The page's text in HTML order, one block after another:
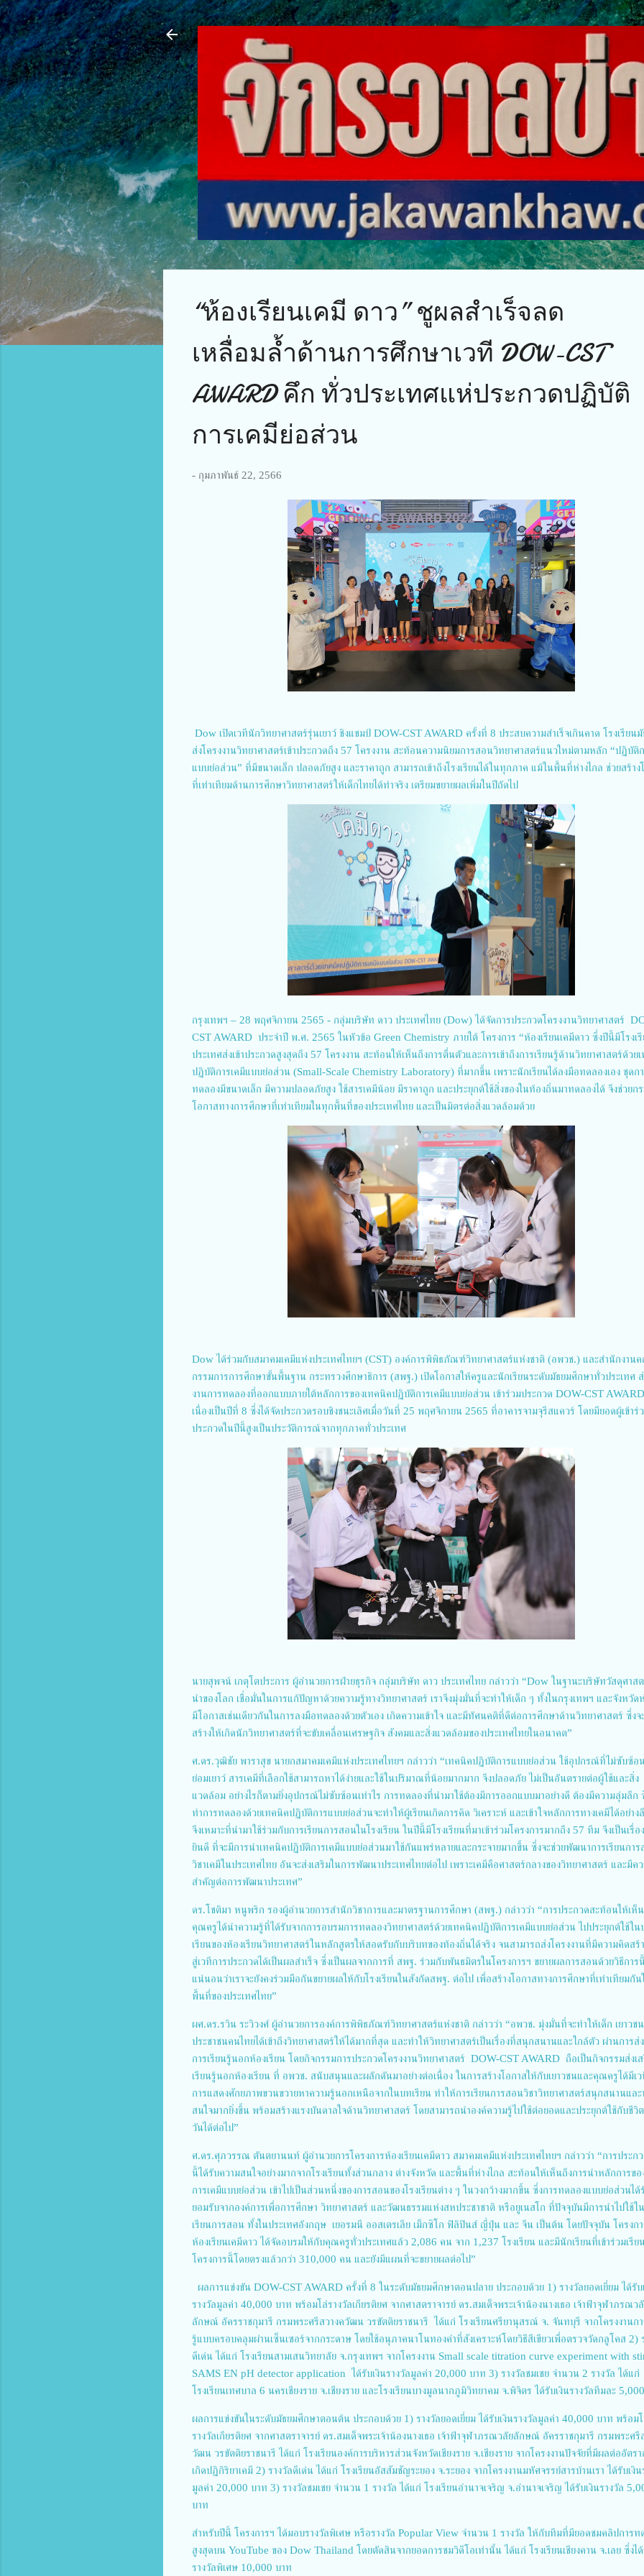
ข้ามไปที่เนื้อหาหลัก
“ห้องเรียนเคมี ดาว” ชูผลสำเร็จลด
เหลื่อมล้ำด้านการศึกษาเวที DOW-CST
AWARD คึก ทั่วประเทศแห่ประกวดปฏิบัติ
การเคมีย่อส่วน
- กุมภาพันธ์ 22, 2566
Dow เปิดเวทีนักวิทยาศาสตร์รุ่นเยาว์ ชิงแชมป์ DOW-CST AWARD ครั้งที่ 8 ประสบความสำเร็จเกินคาด โรงเรียน
ส่งโครงงานวิทยาศาสตร์เข้าประกวดถึง 57 โครงงาน สะท้อนความนิยมการสอนวิทยาศาสตร์แนวใหม่ตามหลัก “ปฏิบัติ
แบบย่อส่วน” ที่มีขนาดเล็ก ปลอดภัยสูง และราคาถูก สามารถเข้าถึงโรงเรียนได้ในทุกภาค แม้ในพื้นที่ห่างไกล ช่วยสร้าง
ที่เท่าเทียมด้านการศึกษาวิทยาศาสตร์ให้เด็กไทยได้ทำจริง เตรียมขยายผลเพิ่มในปีถัดไป
กรุงเทพฯ – 28 พฤศจิกายน 2565 - กลุ่มบริษัท ดาว ประเทศไทย (Dow) ได้จัดการประกวดโครงงานวิทยาศาสตร์
CST AWARD ประจำปี พ.ศ. 2565 ในหัวข้อ Green Chemistry ภายใต้ โครงการ “ห้องเรียนเคมีดาว ซึ่งปีนี้มีโรงเ
ประเทศส่งเข้าประกวดสูงสุดถึง 57 โครงงาน สะท้อนให้เห็นถึงการตื่นตัวและการเข้าถึงการเรียนรู้ด้านวิทยาศาสตร์ด้วย
ปฏิบัติการเคมีแบบย่อส่วน (Small-Scale Chemistry Laboratory) ที่มากขึ้น เพราะนักเรียนได้ลงมือทดลองเอง ชุดก
ทดลองมีขนาดเล็ก มีความปลอดภัยสูง ใช้สารเคมีน้อย มีราคาถูก และประยุกต์ใช้สิ่งของในท้องถิ่นมาทดลองได้ จึงช่วยกร
โอกาสทางการศึกษาที่เท่าเทียมในทุกพื้นที่ของประเทศไทย และเป็นมิตรต่อสิ่งแวดล้อมด้วย
Dow ได้ร่วมกับสมาคมเคมีแห่งประเทศไทยฯ (CST) องค์การพิพิธภัณฑ์วิทยาศาสตร์แห่งชาติ (อพวช.) และสำนักงาน
กรรมการการศึกษาขั้นพื้นฐาน กระทรวงศึกษาธิการ (สพฐ.) เปิดโอกาสให้ครูและนักเรียนระดับมัธยมศึกษาทั่วประเทศ
งานการทดลองที่ออกแบบภายใต้หลักการของเทคนิคปฏิบัติการเคมีแบบย่อส่วน เข้าร่วมประกวด DOW-CST
เนื่องเป็นปีที่ 8 ซึ่งได้จัดประกวดรอบชิงชนะเลิศเมื่อวันที่ 25 พฤศจิกายน 2565 ที่อาคารจามจุรีสแควร์ โดยมียอดผู้เข้าร่
ประกวดในปีนี้สูงเป็นประวัติการณ์จากทุกภาคทั่วประเทศ
นายสุพจน์ เกตุโตประการ ผู้อำนวยการฝ่ายธุรกิจ กลุ่มบริษัท ดาว ประเทศไทย กล่าวว่า “Dow ในฐานะบริษัทวัสดุศาส
นำของโลก เชื่อมั่นในการแก้ปัญหาด้วยความรู้ทางวิทยาศาสตร์ เราจึงมุ่งมั่นที่จะทำให้เด็ก ๆ ทั้งในกรุงเทพฯ และจังหวัด
มีโอกาสเช่นเดียวกันในการลงมือทดลองด้วยตัวเอง เกิดความเข้าใจ และมีทัศนคติที่ดีต่อการศึกษาด้านวิทยาศาสตร์ ซึ่งจ
สร้างให้เกิดนักวิทยาศาสตร์ที่จะขับเคลื่อนเศรษฐกิจ สังคมและสิ่งแวดล้อมของประเทศไทยในอนาคต”
ศ.ดร.วุฒิชัย พาราสุข นายกสมาคมเคมีแห่งประเทศไทยฯ กล่าวว่า “เทคนิคปฏิบัติการแบบย่อส่วน ใช้อุปกรณ์ที่ไม่ซับซ้อ
ย่อมเยาว์ สารเคมีที่เลือกใช้สามารถหาได้ง่ายและใช้ในปริมาณที่น้อยมากมาก จึงปลอดภัย ไม่เป็นอันตรายต่อผู้ใช้และสิ่ง
แวดล้อม อย่างไรก็ตามยิ่งอุปกรณ์ไม่ซับซ้อนเท่าไร การทดลองที่นำมาใช้ต้องมีการออกแบบมาอย่างดี ต้องมีความลุ่มลึก
ทำการทดลองด้วยเทคนิคปฏิบัติการแบบย่อส่วนจะทำให้ผู้เรียนเกิดการคิด วิเคราะห์ และเข้าใจหลักการทางเคมีได้อย่าง
จึงเหมาะที่นำมาใช้ร่วมกับการเรียนการสอนในโรงเรียน ในปีนี้มีโรงเรียนที่มาเข้าร่วมโครงการมากถึง 57 ทีม จึงเป็นเรื่อ
ยินดี ที่จะมีการนำเทคนิคปฏิบัติการเคมีแบบย่อส่วนมาใช้กันแพร่หลายและกระจายมากขึ้น ซึ่งจะช่วยพัฒนาการเรียนกา
วิชาเคมีในประเทศไทย อันจะส่งเสริมในการพัฒนาประเทศไทยต่อไป เพราะเคมีคือศาสตร์กลางของวิทยาศาสตร์ และมีค
สำคัญต่อการพัฒนาประเทศ”
ดร.โชติมา หนูพริก รองผู้อำนวยการสำนักวิชาการและมาตรฐานการศึกษา (สพฐ.) กล่าวว่า “การประกวดสะท้อนให้เห็น
คุณครูได้นำความรู้ที่ได้รับจากการอบรมการทดลองวิทยาศาสตร์ด้วยเทคนิคปฏิบัติการเคมีแบบย่อส่วน ไปประยุกต์ใช้ใน
เรียนของห้องเรียนวิทยาศาสตร์ในหลักสูตรให้สอดรับกับบริบทของท้องถิ่นได้จริง จนสามารถส่งโครงงานที่มีความคิดสร้
สู่เวทีการประกวดได้เป็นผลสำเร็จ ซึ่งเป็นผลจากการที่ สพฐ. ร่วมกับพันธมิตรในโครงการฯ ขยายผลการสอนด้วยวิธีการ
แน่นอนว่าเราจะยังคงร่วมมือกันขยายผลให้กับโรงเรียนในสังกัดสพฐ. ต่อไป เพื่อสร้างโอกาสทางการศึกษาที่เท่าเทียมกั
พื้นที่ของประเทศไทย”
ผศ.ดร.รวิน ระวิวงศ์ ผู้อำนวยการองค์การพิพิธภัณฑ์วิทยาศาสตร์แห่งชาติ กล่าวว่า “อพวช. มุ่งมั่นที่จะทำให้เด็ก เยาวช
ประชาชนคนไทยได้เข้าถึงวิทยาศาสตร์ให้ได้มากที่สุด และทำให้วิทยาศาสตร์เป็นเรื่องที่สนุกสนานและใกล้ตัว ผ่านการส่
การเรียนรู้นอกห้องเรียน โดยกิจกรรมการประกวดโครงงานวิทยาศาสตร์ DOW-CST AWARD ถือเป็นกิจกรรมส่งเ
เรียนรู้นอกห้องเรียน ที่ อพวช. สนับสนุนและผลักดันมาอย่างต่อเนื่อง ในการสร้างโอกาสให้กับเยาวชนและคุณครูได้มีเ
การแสดงศักยภาพขวนขวายหาความรู้นอกเหนือจากในบทเรียน ทำให้การเรียนการสอนวิชาวิทยาศาสตร์สนุกสนานและ
สนใจมากยิ่งขึ้น พร้อมสร้างแรงบันดาลใจด้านวิทยาศาสตร์ โดยสามารถนำองค์ความรู้ไปใช้ต่อยอดและประยุกต์ใช้กับชีวิต
วันได้ต่อไป”
ศ.ดร.ศุภวรรณ ตันตยานนท์ ผู้อำนวยการโครงการห้องเรียนเคมีดาว สมาคมเคมีแห่งประเทศไทยฯ กล่าวว่า “การประก
นี้ได้รับความสนใจอย่างมากจากโรงเรียนทั้งส่วนกลาง ต่างจังหวัด และพื้นที่ห่างไกล สะท้อนให้เห็นถึงการนำหลักการข
การเคมีแบบย่อส่วน เข้าไปเป็นส่วนหนึ่งของการสอนของโรงเรียนต่าง ๆ ในวงกว้างมากขึ้น ซึ่งการทดลองแบบย่อส่วนได้
ยอมรับจากองค์การเพื่อการศึกษา วิทยาศาสตร์ และวัฒนธรรมแห่งสหประชาชาติ หรือยูเนสโก ที่ปัจจุบันมีการนำไปใช้ใ
เรียนการสอน ทั้งในประเทศอังกฤษ เยอรมนี ออสเตรเลีย เม็กซิโก ฟิลิปินส์ ญี่ปุ่น และ จีน เป็นต้น โดยปัจจุบัน โครงกา
ห้องเรียนเคมีดาว ได้จัดอบรมให้กับคุณครูทั่วประเทศแล้ว 2,086 คน จาก 1,237 โรงเรียน และมีนักเรียนที่เข้าร่วมเรีย
โครงการนี้โดยตรงแล้วกว่า 310,000 คน และยังมีแผนที่จะขยายผลต่อไป”
ผลการแข่งขัน DOW-CST AWARD ครั้งที่ 8 ในระดับมัธยมศึกษาตอนปลาย ประกอบด้วย 1) รางวัลยอดเยี่ยม ได้รับ
รางวัลมูลค่า 40,000 บาท พร้อมโล่รางวัลเกียรติยศ จากศาสตราจารย์ ดร.สมเด็จพระเจ้าน้องนางเธอ เจ้าฟ้าจุฬาภรณว
ลักษณ์ อัครราชกุมารี กรมพระศรีสวางควัฒน วรขัตติยราชนารี ได้แก่ โรงเรียนศรียานุสรณ์ จ. จันทบุรี จากโครงงานกา
รู้แบบครอบคลุมผ่านเซ็นเซอร์จากกระดาษ โดยใช้อนุภาคนาโนทองคำที่สังเคราะห์โดยวิธีสีเขียวเพื่อตรวจวัดกลูโคส 2)
ดีเด่น ได้แก่ โรงเรียนสามเสนวิทยาลัย จ.กรุงเทพฯ จากโครงงาน Small scale titration curve experiment with
SAMS EN pH detector application ได้รับเงินรางวัลมูลค่า 20,000 บาท 3) รางวัลชมเชย จำนวน 2 รางวัล ได้แก่
โรงเรียนเทศบาล 6 นครเชียงราย จ.เชียงราย และโรงเรียนบางมูลนากภูมิวิทยาคม จ.พิจิตร ได้รับเงินรางวัลทีมละ
ผลการแข่งขันในระดับมัธยมศึกษาตอนต้น ประกอบด้วย 1) รางวัลยอดเยี่ยม ได้รับเงินรางวัลมูลค่า 40,000 บาท พร้อม
รางวัลเกียรติยศ จากศาสตราจารย์ ดร.สมเด็จพระเจ้าน้องนางเธอ เจ้าฟ้าจุฬาภรณวลัยลักษณ์ อัครราชกุมารี กรมพระศรี
วัฒน วรขัตติยราชนารี ได้แก่ โรงเรียนองค์การบริหารส่วนจังหวัดเชียงราย จ.เชียงราย จากโครงงานปัจจัยที่มีผลต่ออัตรา
เกิดปฏิกิริยาเคมี 2) รางวัลดีเด่น ได้แก่ โรงเรียนอัสสัมชัญระยอง จ.ระยอง จากโครงงานมหัศจรรย์สารบ้านเรา ได้รับเงิน
มูลค่า 20,000 บาท 3) รางวัลชมเชย จำนวน 1 รางวัล ได้แก่ โรงเรียนอำนาจเจริญ จ.อำนาจเจริญ ได้รับเงินรางวัล
บาท
สำหรับปีนี้ โครงการฯ ได้มอบรางวัลพิเศษ หรือรางวัล Popular View จำนวน 1 รางวัล ให้กับทีมที่มียอดชมคลิปการท
สูงสุดบน YouTube ของ Dow Thailand โดยตัดสินจากยอดการชมวิดีโอเท่านั้น ได้แก่ โรงเรียนเชียงคาน จ.เลย ซึ่งได้
รางวัลพิเศษ 10,000 บาท